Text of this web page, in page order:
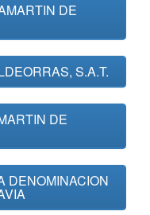
DE
S.A.T.
DE
DENOMINACION